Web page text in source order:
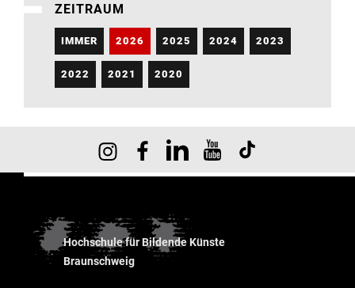
ZEITRAUM
IMMER 2026 2025 2024 2023
2022 2021 2020
Hochschule für Bildende Künste
Braunschweig